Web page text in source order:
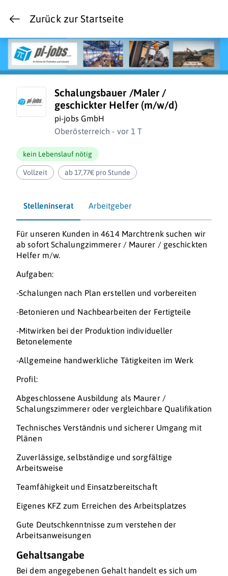
Zurück zur Startseite
Schalungsbauer /Maler /
geschickter Helfer (m/w/d)
pi-jobs GmbH
Oberösterreich - vor 1 T
kein Lebenslauf nötig
Vollzeit ab 17,77€ pro Stunde
Stelleninserat Arbeitgeber
Für unseren Kunden in 4614 Marchtrenk suchen wir
ab sofort Schalungzimmerer / Maurer / geschickten
Helfer m/w.
Aufgaben:
-Schalungen nach Plan erstellen und vorbereiten
-Betonieren und Nachbearbeiten der Fertigteile
-Mitwirken bei der Produktion individueller
Betonelemente
-Allgemeine handwerkliche Tätigkeiten im Werk
Profil:
Abgeschlossene Ausbildung als Maurer /
Schalungszimmerer oder vergleichbare Qualifikation
Technisches Verständnis und sicherer Umgang mit
Plänen
Zuverlässige, selbständige und sorgfältige
Arbeitsweise
Teamfähigkeit und Einsatzbereitschaft
Eigenes KFZ zum Erreichen des Arbeitsplatzes
Gute Deutschkenntnisse zum verstehen der
Arbeitsanweisungen
Gehaltsangabe
Bei dem angegebenen Gehalt handelt es sich um